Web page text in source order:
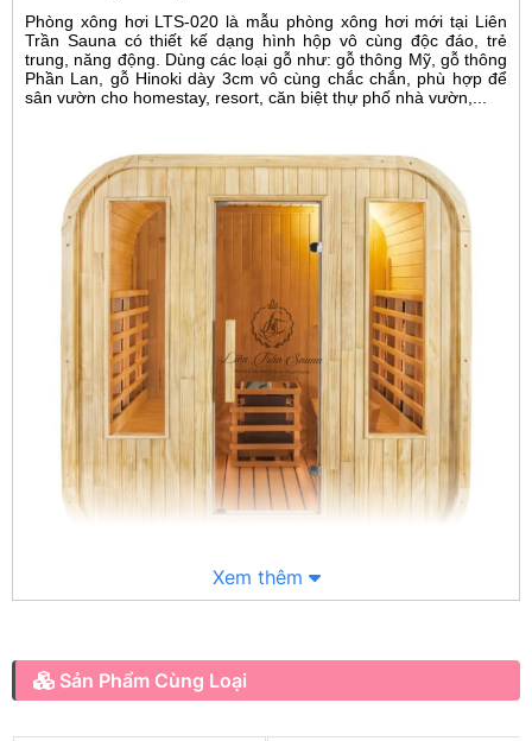
Phòng xông hơi LTS-020 là mẫu phòng xông hơi mới tại Liên
Trần Sauna có thiết kế dạng hình hộp vô cùng độc đáo, trẻ
trung, năng động. Dùng các loại gỗ như: gỗ thông Mỹ, gỗ thông
Phần Lan, gỗ Hinoki dày 3cm vô cùng chắc chắn, phù hợp để
sân vườn cho homestay, resort, căn biệt thự phố nhà vườn,...
2. Kích thước, chất liệu phòng xông:
Xem thêm
Sản Phẩm Cùng Loại